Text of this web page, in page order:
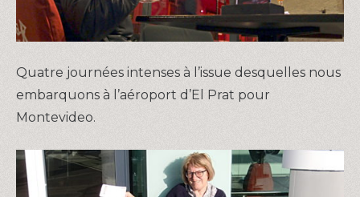
Quatre journées intenses à l’issue desquelles nous
embarquons à l’aéroport d’El Prat pour
Montevideo.